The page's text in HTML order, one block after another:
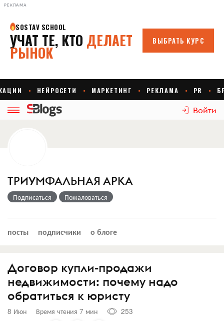
РЕКЛАМА
Войти
ТРИУМФАЛЬНАЯ АРКА
Подписаться Пожаловаться
посты подписчики о блоге
Договор купли-продажи
недвижимости: почему надо
обратиться к юристу
8 Июн Время чтения 7 мин
253